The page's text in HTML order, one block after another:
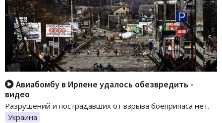
Авиабомбу в Ирпене удалось обезвредить -
видео
Разрушений и пострадавших от взрыва боеприпаса нет.
Украина